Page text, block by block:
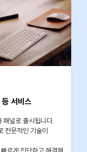
서비스
패널로 출시됩니다.
전문적인 기술이